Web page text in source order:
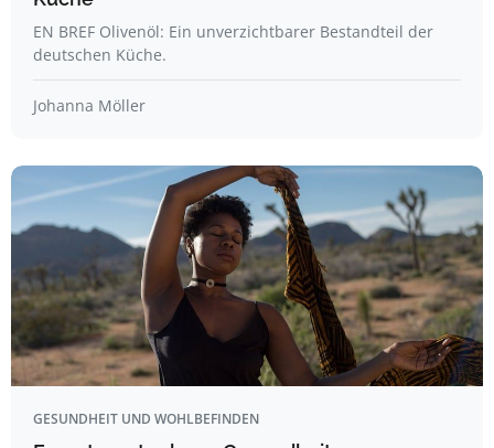
EN BREF Olivenöl: Ein unverzichtbarer Bestandteil der
deutschen Küche.
Johanna Möller
GESUNDHEIT UND WOHLBEFINDEN